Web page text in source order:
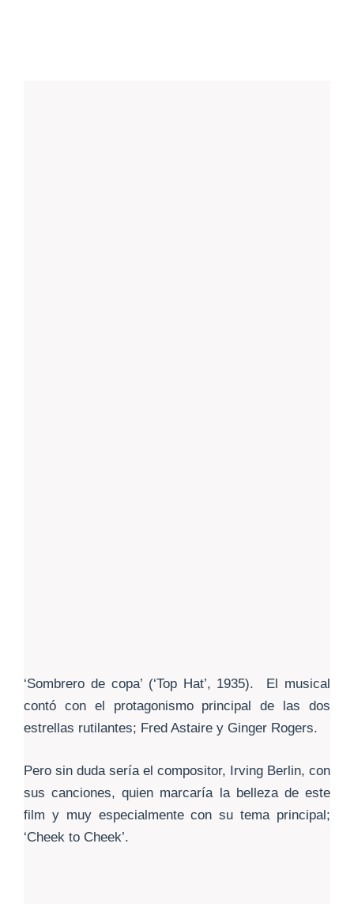
‘Sombrero de copa’ (‘Top Hat’, 1935). El musical
contó con el protagonismo principal de las dos
estrellas rutilantes; Fred Astaire y Ginger Rogers.
Pero sin duda sería el compositor, Irving Berlin, con
sus canciones, quien marcaría la belleza de este
film y muy especialmente con su tema principal;
‘Cheek to Cheek’.